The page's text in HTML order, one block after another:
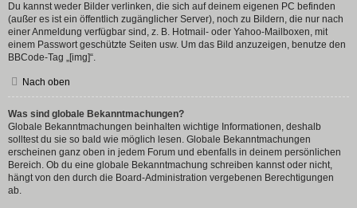
Du kannst weder Bilder verlinken, die sich auf deinem eigenen PC befinden
(außer es ist ein öffentlich zugänglicher Server), noch zu Bildern, die nur nach
einer Anmeldung verfügbar sind, z. B. Hotmail- oder Yahoo-Mailboxen, mit
einem Passwort geschützte Seiten usw. Um das Bild anzuzeigen, benutze den
BBCode-Tag „[img]“.
Nach oben
Was sind globale Bekanntmachungen?
Globale Bekanntmachungen beinhalten wichtige Informationen, deshalb
solltest du sie so bald wie möglich lesen. Globale Bekanntmachungen
erscheinen ganz oben in jedem Forum und ebenfalls in deinem persönlichen
Bereich. Ob du eine globale Bekanntmachung schreiben kannst oder nicht,
hängt von den durch die Board-Administration vergebenen Berechtigungen
ab.